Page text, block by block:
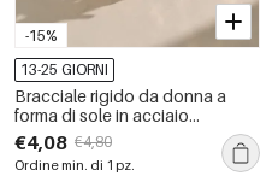
-15%
13-25 GIORNI
Bracciale rigido da donna a
forma di sole in acciaio
inossidabile, impermeabile,
color oro.
€4,08 €4,80
Ordine min. di 1 pz.